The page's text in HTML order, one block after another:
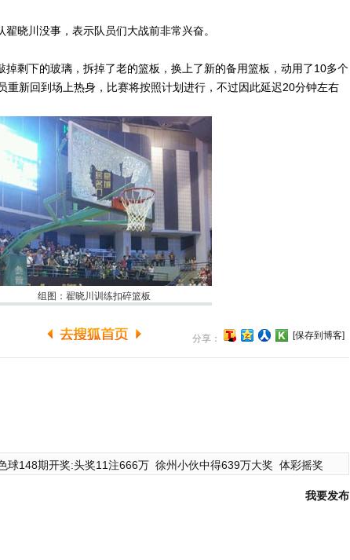
晓川没事，表示队员们大战前非常兴奋。
剩下的玻璃，拆掉了老的篮板，换上了新的备用篮板，动用了10多个
重新回到场上热身，比赛将按照计划进行，不过因此延迟20分钟左右
组图：翟晓川训练扣碎篮板
分享： [保存到博客]
球148期开奖:头奖11注666万 徐州小伙中得639万大奖 体彩摇奖
我要发布